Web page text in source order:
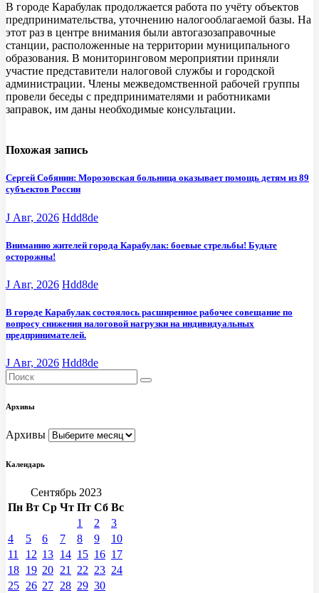
В городе Карабулак продолжается работа по учёту объектов
предпринимательства, уточнению налогооблагаемой базы. На
этот раз в центре внимания были автогазозаправочные
станции, расположенные на территории муниципального
образования. В мониторинговом мероприятии приняли
участие представители налоговой службы и городской
администрации. Члены межведомственной рабочей группы
провели беседы с предпринимателями и работниками
заправок, им даны необходимые консультации.
Похожая запись
Сергей Собянин: Морозовская больница оказывает помощь детям из 89
субъектов России
J Авг, 2026 Hdd8de
Вниманию жителей города Карабулак: боевые стрельбы! Будьте
осторожны!
J Авг, 2026 Hdd8de
В городе Карабулак состоялось расширенное рабочее совещание по
вопросу снижения налоговой нагрузки на индивидуальных
предпринимателей.
J Авг, 2026 Hdd8de
Архивы
Архивы
Календарь
Сентябрь 2023
Пн Вт Ср Чт Пт Сб Вс
1
2
3
4
5 6 7 8 9
10
11
12 13 14 15 16 17
18 19 20 21 22 23 24
25 26 27 28 29 30